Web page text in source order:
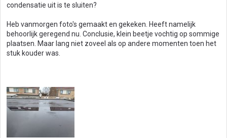
:
condensatie uit is te sluiten?
Heb vanmorgen foto's gemaakt en gekeken. Heeft namelijk
behoorlijk geregend nu. Conclusie, klein beetje vochtig op sommige
plaatsen. Maar lang niet zoveel als op andere momenten toen het
stuk kouder was.